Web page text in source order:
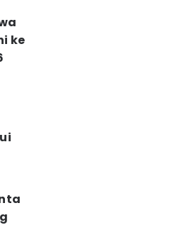
ke